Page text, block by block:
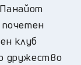
клуб
дружество